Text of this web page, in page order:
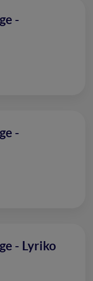
-
-
- Lyriko